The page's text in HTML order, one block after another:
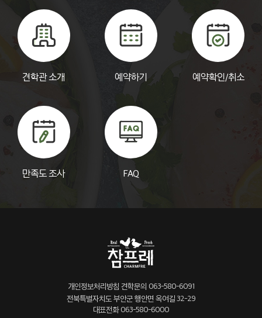
견학 문의전화
063-580-6091
견학관 소개 예약하기 예약확인/취소
만족도 조사 FAQ
개인정보처리방침 견학문의 063-580-6091
전북특별자치도 부안군 행안면 옥여길 32-29
대표전화 063-580-6000